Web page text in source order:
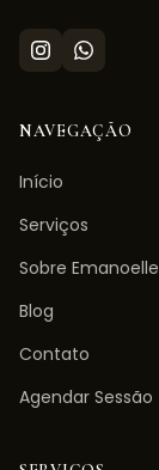
NAVEGAÇÃO
Início
Serviços
Sobre Emanoelle
Blog
Contato
Agendar Sessão